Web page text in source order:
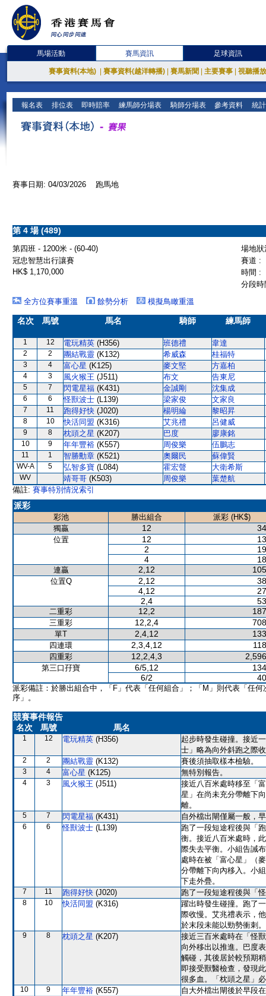
馬場活動 賽馬資訊 足球資訊
賽事資料(本地) 賽事資料(越洋轉播) 賽馬新聞 主要賽事 視聽播
報名表 排位表 即時賠率 練馬師分場表 騎師分場表 參考資料 統
賽事日期: 04/03/2026 跑馬地
第 4 場 (489)
第四班 - 1200米 - (60-40)
場地
冠忠智慧出行讓賽
賽道 :
HK$ 1,170,000
時間 :
分段
全方位賽事重溫
餘勢分析 模擬鳥瞰重溫
名次 馬號 馬名 騎師 練馬師
1 12 電玩精英 (H356) 班德禮 韋達
2 2 團結戰靈 (K132) 希威森 桂福特
3 4 富心星 (K125) 麥文堅 方嘉柏
4 3 風火猴王 (J511) 布文 告東尼
5 7 閃電星福 (K431) 金誠剛 沈集成
6 6 怪獸波士 (L139) 梁家俊 文家良
7 11 跑得好快 (J020) 楊明綸 黎昭昇
8 10 快活同盟 (K316) 艾兆禮 呂健威
9 8 枕頭之星 (K207) 巴度 廖康銘
10 9 年年豐裕 (K557) 周俊樂 伍鵬志
11 1 智勝勳章 (K521) 奧爾民 蘇偉賢
WV-A 5 弘智多寶 (L084) 霍宏聲 大衛希斯
WV 靖哥哥 (K503) 周俊樂
葉楚航
備註: 賽事特別情況索引
派彩
彩池 勝出組合
派彩 (HK$)
獨贏
12
位置 12
2
4
連贏 2,12
位置Q 2,12
4,12
2,4
二重彩 12,2
三重彩 12,2,4
單T 2,4,12
四連環 2,3,4,12
四重彩 12,2,4,3
第三口孖寶 6/5,12
6/2
派彩備註：於勝出組合中，「F」代表「任何組合」；「M」則代表「任何
序」。
競賽事件報告
名次
馬號 馬名
1 12 電玩精英 (H356)
起步時發生碰撞。接近
士」略為向外斜跑之際
2 2 團結戰靈 (K132) 賽後須抽取樣本檢驗。
3 4 富心星 (K125) 無特別報告。
4 3 風火猴王 (J511)
接近八百米處時移至「
星」在尚未充分帶離下
離。
5 7 閃電星福 (K431) 自外檔出閘僅屬一般，
6 6 怪獸波士 (L139)
跑了一段短途程後與「
衡。接近八百米處時，
際失去平衡。小組告誡
處時在被「富心星」（
分帶離下向內移入。小
下走外疊。
7 11 跑得好快 (J020) 跑了一段短途程後與「
8 10 快活同盟 (K316)
躍出時發生碰撞。跑了
際收慢。艾兆禮表示，
於末段未能以勁勢衝刺
9 8 枕頭之星 (K207)
接近三百米處時在「怪
向外移出以推進。巴度
觸碰，其後居於較預期
即接受獸醫檢查，發現
很多血。「枕頭之星」
10 9 年年豐裕 (K557) 自大外檔出閘後於早段